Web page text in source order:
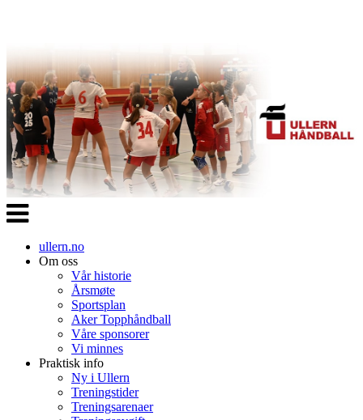
Veksle
navigasjon
ullern.no
Om oss
Vår historie
Årsmøte
Sportsplan
Aker Topphåndball
Våre sponsorer
Vi minnes
Praktisk info
Ny i Ullern
Treningstider
Treningsarenaer